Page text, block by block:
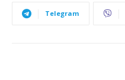
Telegram